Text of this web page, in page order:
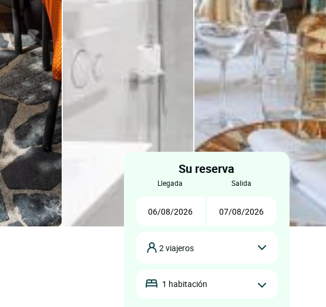
Su reserva
llegada salida
2 viajeros
1 habitación